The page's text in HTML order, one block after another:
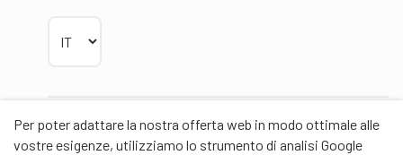
Per poter adattare la nostra offerta web in modo ottimale alle
vostre esigenze, utilizziamo lo strumento di analisi Google
Partner